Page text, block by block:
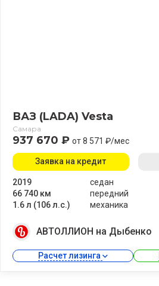
ВАЗ (LADA) Vesta
Самара
937 670 ₽ от 8 571 ₽/мес
2019
66 740 км
1.6 л (106 л.с.)
седан
передний
механика
Заявка на кредит
АВТОЛЛИОН на Дыбенко
Расчет лизинга